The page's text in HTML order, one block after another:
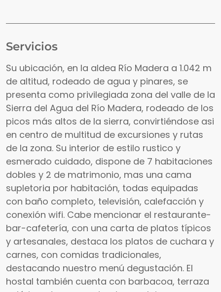
Servicios
Su ubicación, en la aldea Río Madera a 1.042 m
de altitud, rodeado de agua y pinares, se
presenta como privilegiada zona del valle de la
Sierra del Agua del Río Madera, rodeado de los
picos más altos de la sierra, convirtiéndose asi
en centro de multitud de excursiones y rutas
de la zona. Su interior de estilo rustico y
esmerado cuidado, dispone de 7 habitaciones
dobles y 2 de matrimonio, mas una cama
supletoria por habitación, todas equipadas
con baño completo, televisión, calefacción y
conexión wifi. Cabe mencionar el restaurante-
bar-cafetería, con una carta de platos típicos
y artesanales, destaca los platos de cuchara y
carnes, con comidas tradicionales,
destacando nuestro menú degustación. El
hostal también cuenta con barbacoa, terraza